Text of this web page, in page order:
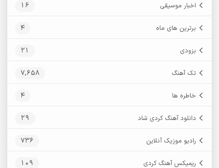
اخبار موسیقی 16
برترین های ماه 4
بزودی 21
تک آهنگ 7,658
خاطره ها 4
دانلود آهنگ کردی شاد 29
رادیو موزیک آنلاین 736
ریمیکس آهنگ کردی 109